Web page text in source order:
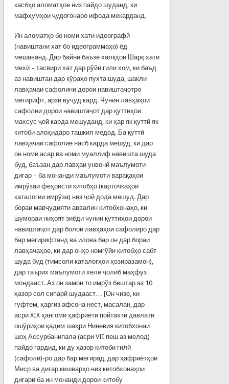
касбҳо аломатҳое низ пайдо шуданд, ки
мафҳумҳои ҷудогонаро ифода мекарданд.
Ин аломатҳо бо номи хати идеографӣ
(навиштани хат бо идеограммаҳо) ёд
мешаванд. Дар байни баъзе халқҳои Шарқ хати
мехӣ – тасвири хат дар рўйи гили хом, ки баъд
аз навиштан дар кўраҳо пухта шуда, шакли
лавҳачаи сафолини дорои навиштаҷотро
мегирифт, арзи вуҷуд кард. Чунин лавҳаҳои
сафолии дорои навиштаҷот дар қуттиҳои
махсус ҷой карда мешуданд, ки ҳар як қуттӣ як
китоби алоҳидаро ташкил медод. Ба қуттӣ
лавҳачаи сафолие насб карда мешуд, ки дар
он номи асар ва номи муаллиф навишта шуда
буд, баъ­зан дар лавҳаи унвонӣ маълумоти
дигар – ба монанди маълумоти варақаҳои
имрўзаи феҳристи китобҳо (карточкаҳои
каталогии имрўза) низ ҷой дода мешуд. Дар
бораи мавҷудияти аввалин китобхонаҳо, ки
шумораи ниҳоят зиёди чунин қуттиҳои дорои
навиштаҷот дар болои лавҳаҳои сафолиро дар
бар мегирифтанд ва илова бар он дар бораи
лавҳачаҳое, ки дар онҳо номгўйи китобҳо сабт
шуда буд (тимсоли каталогҳои ҳозиразамон),
дар таърих маълу­моти хеле ҷолиб маҳфуз
мондааст. Аз он замон то имрўз бештар аз 10
ҳазор сол сипарӣ шудааст… [Он чизе, ки
гуфтем, ҳаргиз афсона нест, масалан, дар
асри XIX ҳангоми ҳафриёти пойтахти давлати
ошўриҳои қадим шаҳри Ни­невия китобхонаи
шоҳ Ассурбанипала (асри VII пеш аз мелод)
пайдо гардид, ки ду ҳазор китоби гилӣ
(сафолӣ)-ро дар бар мегирад, дар ҳафриётҳои
Миср ва дигар кишварҳо низ китобхонаҳои
дигари ба ин монанди дорои китобу